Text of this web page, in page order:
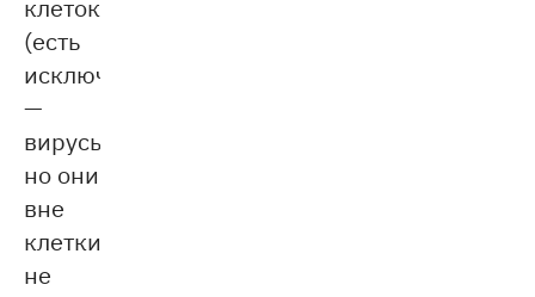
(есть
исключение
—
вирусы,
но они
вне
клетки
не